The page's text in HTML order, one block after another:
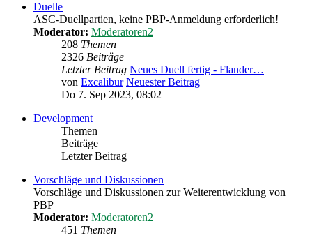
Duelle
ASC-Duellpartien, keine PBP-Anmeldung erforderlich!
Moderator: Moderatoren2
208 Themen
2326 Beiträge
Letzter Beitrag Neues Duell fertig - Flander…
von Excalibur Neuester Beitrag
Do 7. Sep 2023, 08:02
Development
Themen
Beiträge
Letzter Beitrag
Vorschläge und Diskussionen
Vorschläge und Diskussionen zur Weiterentwicklung von
PBP
Moderator: Moderatoren2
451 Themen